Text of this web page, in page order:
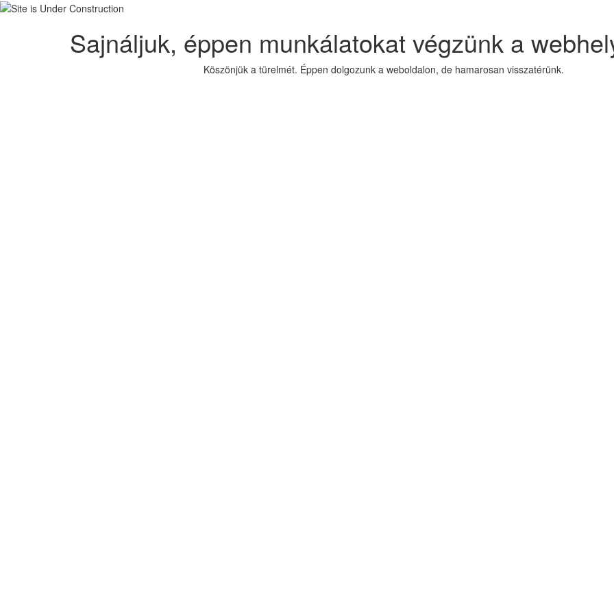
Sajnáljuk, éppen munkálatokat végzünk a
Köszönjük a türelmét. Éppen dolgozunk a weboldalon, de hamarosan visszatérünk.